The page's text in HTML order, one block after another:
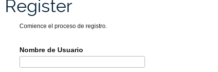
Register
Comience el proceso de registro.
Nombre de Usuario